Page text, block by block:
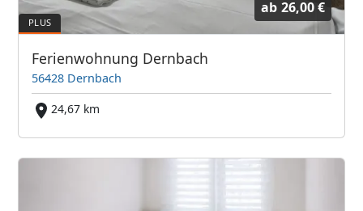
ab 26,00 €
Ferienwohnung Dernbach
56428 Dernbach
24,67 km